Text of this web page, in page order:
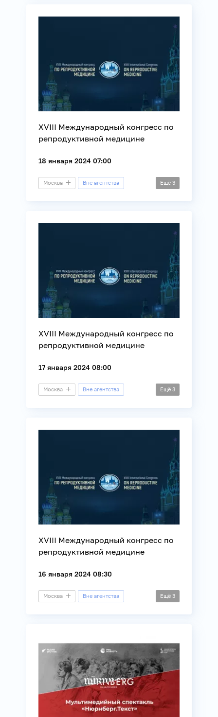
XVIII Международный конгресс по
репродуктивной медицине
18 января 2024 07:00
Москва Вне агентства Ещё 3
XVIII Международный конгресс по
репродуктивной медицине
17 января 2024 08:00
Москва Вне агентства Ещё 3
XVIII Международный конгресс по
репродуктивной медицине
16 января 2024 08:30
Москва Вне агентства Ещё 3